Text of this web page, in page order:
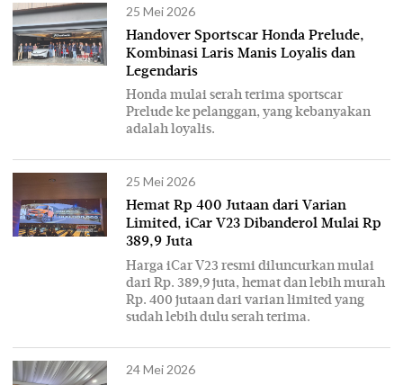
25 Mei 2026
Handover Sportscar Honda Prelude,
Kombinasi Laris Manis Loyalis dan
Legendaris
Honda mulai serah terima sportscar
Prelude ke pelanggan, yang kebanyakan
adalah loyalis.
25 Mei 2026
Hemat Rp 400 Jutaan dari Varian
Limited, iCar V23 Dibanderol Mulai Rp
389,9 Juta
Harga iCar V23 resmi diluncurkan mulai
dari Rp. 389,9 juta, hemat dan lebih murah
Rp. 400 jutaan dari varian limited yang
sudah lebih dulu serah terima.
24 Mei 2026